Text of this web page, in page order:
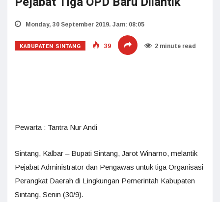
Monday, 30 September 2019. Jam: 08:05
KABUPATEN SINTANG 39 2 minute read
Pewarta : Tantra Nur Andi
Sintang, Kalbar – Bupati Sintang, Jarot Winarno, melantik
Pejabat Administrator dan Pengawas untuk tiga Organisasi
Perangkat Daerah di Lingkungan Pemerintah Kabupaten
Sintang, Senin (30/9).